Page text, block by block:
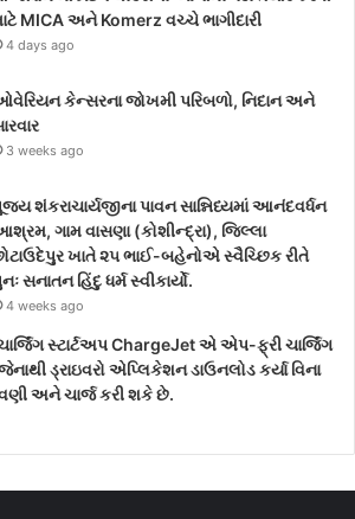
MICA અને Komerz વચ્ચે ભાગીદારી
4 days ago
કેન્સરના જોખમી પરિબળો, નિદાન અને
3 weeks ago
શંકરાચાર્યજીના પાવન સાન્નિધ્યમાં આનંદવર્ધન
ગામ વાસણા (કોશીન્દ્રા), જિલ્લા
ખાતે ૨૫ ભાઈ-બહેનોએ સ્વૈચ્છિક રીતે
સનાતન હિંદુ ધર્મ સ્વીકાર્યો.
4 weeks ago
સ્ટાર્ટઅપ ChargeJet એ એપ-ફ્રી ચાર્જિંગ
ડ્રાઇવરો એપ્લિકેશન ડાઉનલોડ કર્યા વિના
અને ચાર્જ કરી શકે છે.